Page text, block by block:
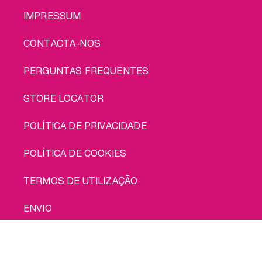
IMPRESSUM
CONTACTA-NOS
PERGUNTAS FREQUENTES
STORE LOCATOR
POLÍTICA DE PRIVACIDADE
POLÍTICA DE COOKIES
TERMOS DE UTILIZAÇÃO
ENVIO